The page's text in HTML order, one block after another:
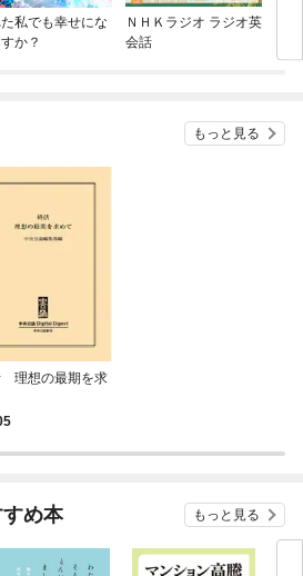
私でも幸せにな
か？
ＮＨＫラジオ ラジオ英
会話
もっと見る
理想の最期を求
め本 もっと見る